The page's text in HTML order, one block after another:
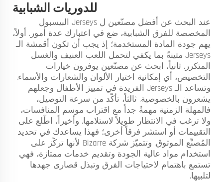
للدوريات الشبابية
عند البحث عن أفضل مصنّعين ل Jerseys البيسبول
المخصصة للفرق الشبابية، ضع في اعتبارك عدة أمور. أولاً،
يهم جودة المادة المستخدمة؛ إذ يجب أن تكون أقمشة الـ
Jerseys متينةً بما يكفي لتحمل اللعب العنيف والغسل
المتكرر. ثانياً، ابحث عن مصنّعين يوفرون خيارات
التخصيص، أي إمكانية اختيار الألوان والشعارات والأسماء.
وتساعد الـ Jerseys الفريدة في تمييز الأطفال وجعلهم
يشعرون بالخصوصية. ثالثاً، تأكّد من سرعة التوصيل،
فالمهلة الزمنية مهمةٌ جداً مع اقتراب موسم المنافسات،
ولا ترغب في الانتظار طويلاً لاستلامها. وأخيراً، اطّلع على
التقييمات أو استشر فرقاً أخرى؛ فهذا يساعدك في تحديد
المُصنِّع الموثوق. وتتميّز شركة Bizarre لأنها تركّز على
استخدام مواد عالية الجودة وتقديم خدمات ممتازة، فهي
تستمع باهتمام لاحتياجات الفرق وتبذل قصارى جهدها
لتلبيها.